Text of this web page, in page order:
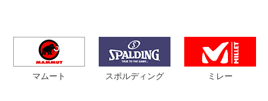
マムート スポルディング ミレー